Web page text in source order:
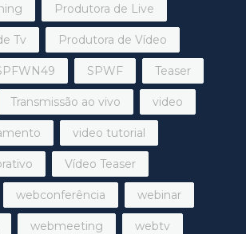
Produtora de Live
Tv Produtora de Vídeo
SPWF Teaser
Transmissão ao vivo video
video tutorial
Vídeo Teaser
webconferência webinar
webmeeting webtv